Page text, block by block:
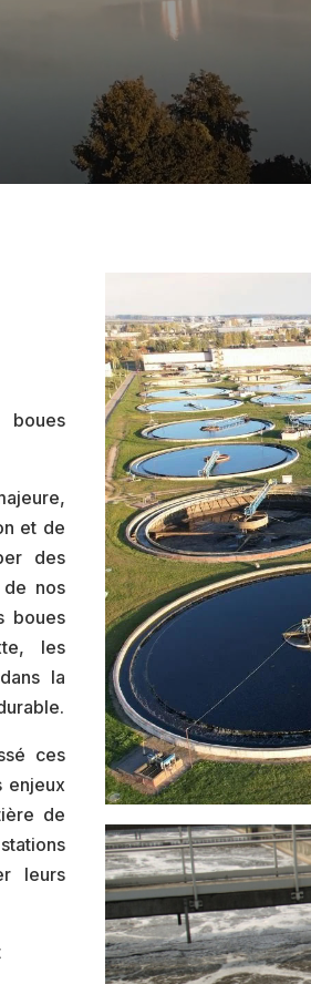
boues
et de
des
nos
boues
les
la
ces
enjeux
de
leurs